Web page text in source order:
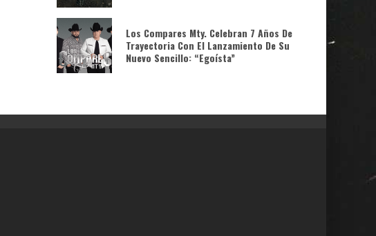
Los Compares Mty. Celebran 7 Años De
Trayectoria Con El Lanzamiento De Su
Nuevo Sencillo: “Egoísta”